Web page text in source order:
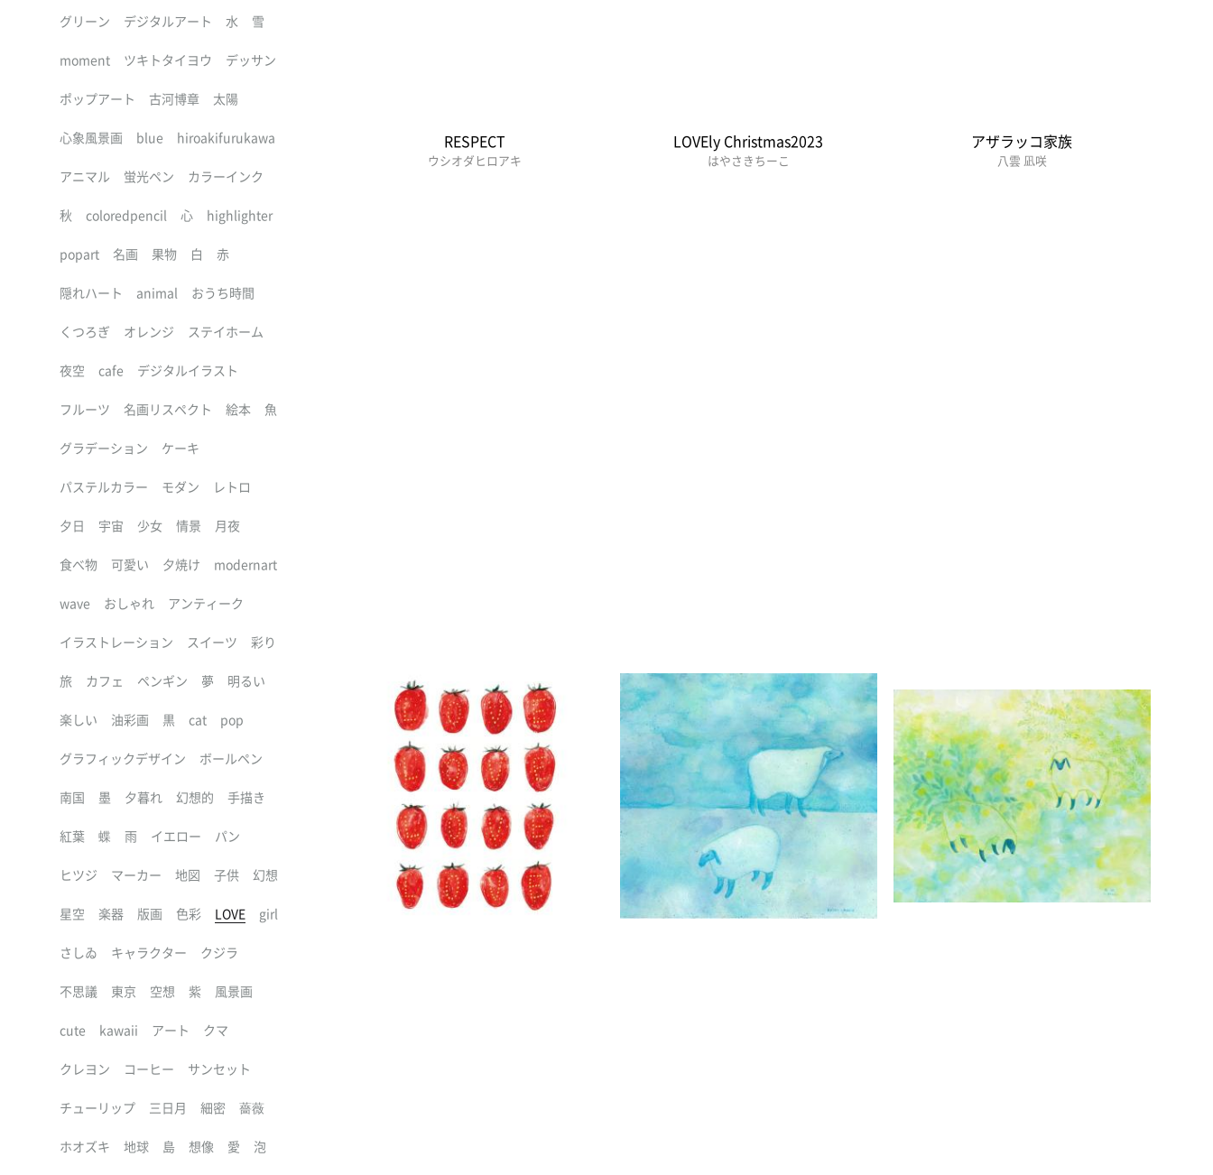
RESPECT
ウシオダヒロアキ
LOVEly Christmas2023
はやさきちーこ
アザラッコ家族
八雲 凪咲
グリーン デジタルアート 水 雪
moment ツキトタイヨウ デッサン
ポップアート 古河博章 太陽
心象風景画 blue hiroakifurukawa
アニマル 蛍光ペン カラーインク
秋 coloredpencil 心 highlighter
popart 名画 果物 白 赤
隠れハート animal おうち時間
くつろぎ オレンジ ステイホーム
夜空 cafe デジタルイラスト
フルーツ 名画リスペクト 絵本 魚
グラデーション ケーキ
パステルカラー モダン レトロ
夕日 宇宙 少女 情景 月夜
食べ物 可愛い 夕焼け modernart
wave おしゃれ アンティーク
イラストレーション スイーツ 彩り
旅 カフェ ペンギン 夢 明るい
楽しい 油彩画 黒 cat pop
グラフィックデザイン ボールペン
南国 墨 夕暮れ 幻想的 手描き
紅葉 蝶 雨 イエロー パン
ヒツジ マーカー 地図 子供 幻想
星空 楽器 版画 色彩 LOVE girl
さしゐ キャラクター クジラ
不思議 東京 空想 紫 風景画
cute kawaii アート クマ
クレヨン コーヒー サンセット
チューリップ 三日月 細密 薔薇
ホオズキ 地球 島 想像 愛 泡